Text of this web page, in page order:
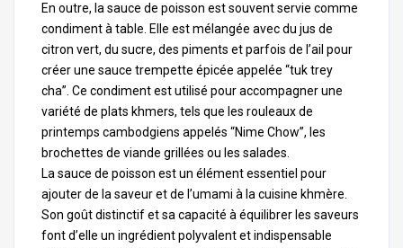
En outre, la sauce de poisson est souvent servie comme
condiment à table. Elle est mélangée avec du jus de
citron vert, du sucre, des piments et parfois de l’ail pour
créer une sauce trempette épicée appelée “tuk trey
cha”. Ce condiment est utilisé pour accompagner une
variété de plats khmers, tels que les rouleaux de
printemps cambodgiens appelés “Nime Chow”, les
brochettes de viande grillées ou les salades.
La sauce de poisson est un élément essentiel pour
ajouter de la saveur et de l’umami à la cuisine khmère.
Son goût distinctif et sa capacité à équilibrer les saveurs
font d’elle un ingrédient polyvalent et indispensable